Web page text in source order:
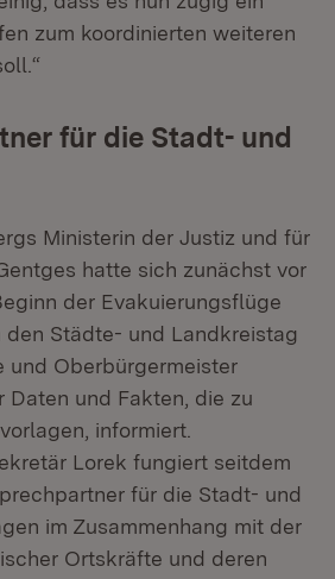
zum koordinierten weiteren
für die Stadt- und
Ministerin der Justiz und für
hatte sich zunächst vor
der Evakuierungsflüge
den Städte- und Landkreistag
und Oberbürgermeister
und Fakten, die zu
informiert.
Lorek fungiert seitdem
für die Stadt- und
im Zusammenhang mit der
Ortskräfte und deren